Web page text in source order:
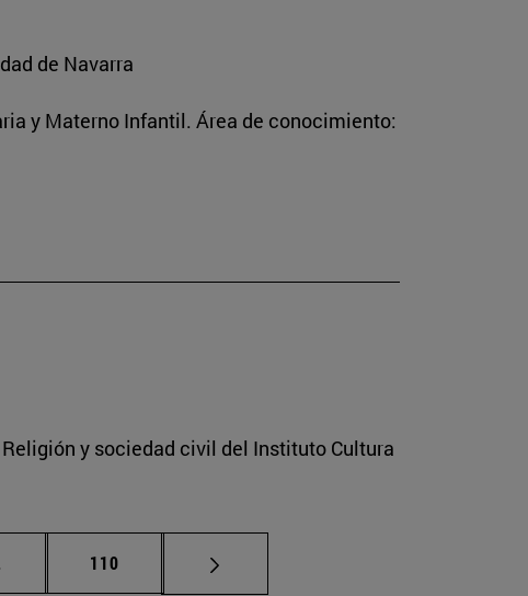
de Navarra
y Materno Infantil. Área de conocimiento:
y sociedad civil del Instituto Cultura
Páginas intermedias Use TAB para desplazarse.
Página
110